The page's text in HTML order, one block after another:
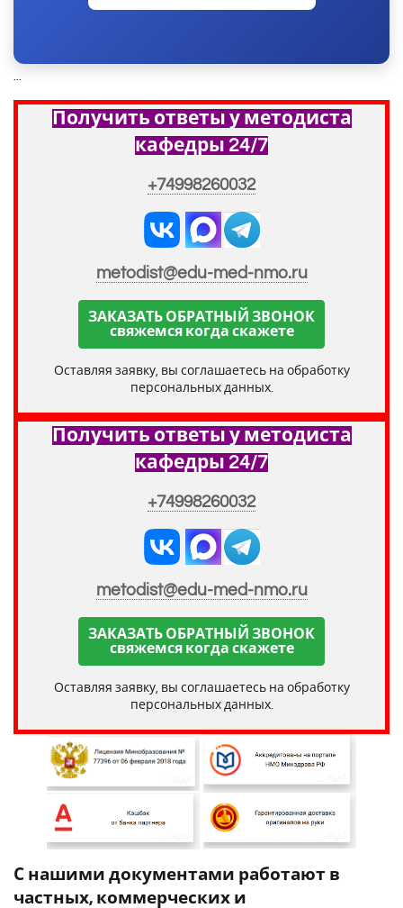
...
Получить ответы у методиста
кафедры 24/7
+74998260032
metodist@edu-med-nmo.ru
ЗАКАЗАТЬ ОБРАТНЫЙ ЗВОНОК
свяжемся когда скажете
Оставляя заявку, вы соглашаетесь на обработку
персональных данных.
Получить ответы у методиста
кафедры 24/7
+74998260032
metodist@edu-med-nmo.ru
ЗАКАЗАТЬ ОБРАТНЫЙ ЗВОНОК
свяжемся когда скажете
Оставляя заявку, вы соглашаетесь на обработку
персональных данных.
С нашими документами работают в
частных, коммерческих и